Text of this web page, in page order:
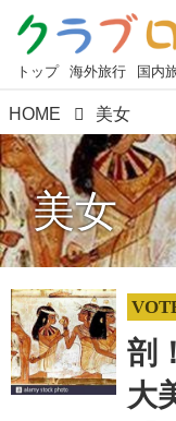
トップ 海外旅行 国内
HOME 美女
美女
剖
大